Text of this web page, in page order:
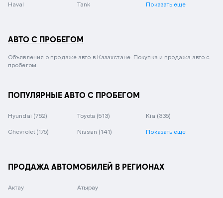
Haval Tank Показать еще
АВТО С ПРОБЕГОМ
Объявления о продаже авто в Казахстане. Покупка и продажа авто с
пробегом.
ПОПУЛЯРНЫЕ АВТО С ПРОБЕГОМ
Hyundai (762) Toyota (513) Kia (335)
Chevrolet (175) Nissan (141) Показать еще
ПРОДАЖА АВТОМОБИЛЕЙ В РЕГИОНАХ
Актау Атырау